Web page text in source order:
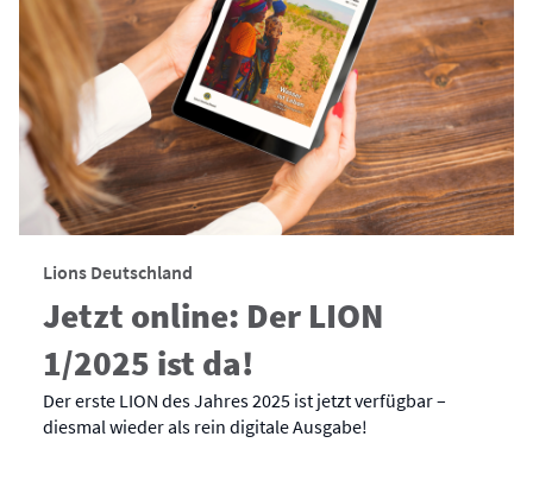
Lions Deutschland
Jetzt online: Der LION
1/2025 ist da!
Der erste LION des Jahres 2025 ist jetzt verfügbar –
diesmal wieder als rein digitale Ausgabe!